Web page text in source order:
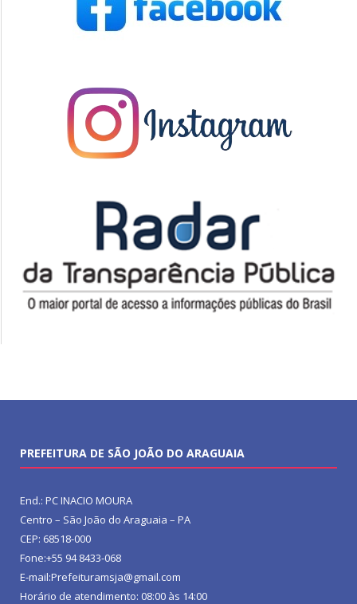
PREFEITURA DE SÃO JOÃO DO ARAGUAIA
End.: PC INACIO MOURA
Centro – São João do Araguaia – PA
CEP: 68518-000
Fone:+55 94 8433-068
E-mail:Prefeituramsja@gmail.com
Horário de atendimento: 08:00 às 14:00